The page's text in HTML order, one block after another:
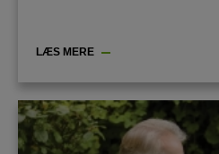
LÆS MERE